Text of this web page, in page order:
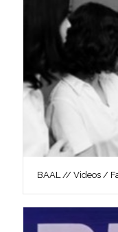
BAAL // Videos /